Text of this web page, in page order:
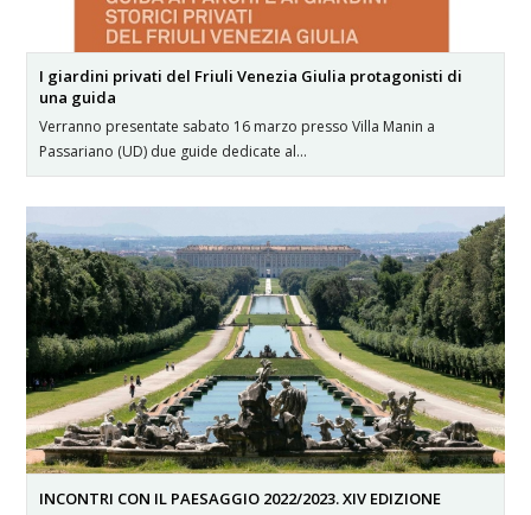
I giardini privati del Friuli Venezia Giulia protagonisti di
una guida
Verranno presentate sabato 16 marzo presso Villa Manin a
Passariano (UD) due guide dedicate al…
INCONTRI CON IL PAESAGGIO 2022/2023. XIV EDIZIONE